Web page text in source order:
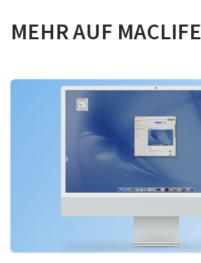
MEHR AUF MACLIFE